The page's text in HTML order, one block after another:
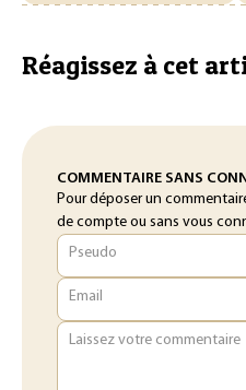
Réagissez à cet
COMMENTAIRE SANS
Pour déposer un
de compte ou sans vous
Pseudo
Email
Laissez votre commentaire